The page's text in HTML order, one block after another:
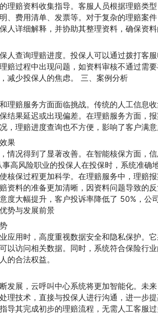
理赔资料收集指导。客服人员根据理赔类
、费用清单、发票等。对于复杂的理赔案
人详细解释，并协助其整理资料，确保资料
人查询理赔进度。投保人可以通过拨打客
赔过程中出现问题，如资料审核不通过需
减少投保人的焦虑。 三、案例分析
理赔服务方面面临挑战。传统的人工信息
结果延迟或出现偏差。在理赔服务方面，
，理赔进度查询也不方便，影响了客户满意
果
情况得到了显著改善。在智能核保方面，
高风险职业的投保人在投保时，系统准确
核保过程更加科学。在理赔服务中，理赔
资料的准备更加清晰，因资料问题导致的
度大幅提升，客户投诉率降低了 50%，公
势与发展前景
应用时，高度重视数据安全和隐私保护。
以访问相关数据。同时，系统符合保险行
的合法权益。
发展，云呼叫中心系统将更加智能化。未
理技术，直接与投保人进行沟通，进一步
导其完成初步的理赔流程，无需人工客服